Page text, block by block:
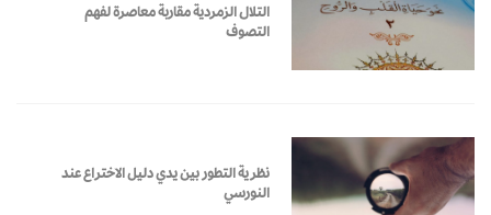
التلال الزمردية مقاربة معاصرة لفهم
التصوف
نظرية التطور بين يدي دليل الاختراع عند
النورسي